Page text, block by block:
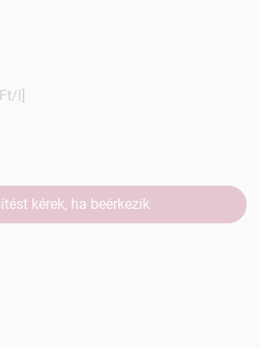
l]
kérek, ha beérkezik